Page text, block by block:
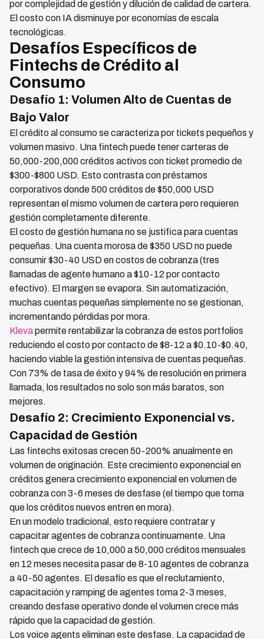
por complejidad de gestión y dilución de calidad de cartera.
El costo con IA disminuye por economías de escala
tecnológicas.
Desafíos Específicos de
Fintechs de Crédito al
Consumo
Desafío 1: Volumen Alto de Cuentas de
Bajo Valor
El crédito al consumo se caracteriza por tickets pequeños y
volumen masivo. Una fintech puede tener carteras de
50,000-200,000 créditos activos con ticket promedio de
$300-$800 USD. Esto contrasta con préstamos
corporativos donde 500 créditos de $50,000 USD
representan el mismo volumen de cartera pero requieren
gestión completamente diferente.
El costo de gestión humana no se justifica para cuentas
pequeñas. Una cuenta morosa de $350 USD no puede
consumir $30-40 USD en costos de cobranza (tres
llamadas de agente humano a $10-12 por contacto
efectivo). El margen se evapora. Sin automatización,
muchas cuentas pequeñas simplemente no se gestionan,
incrementando pérdidas por mora.
Klevapermite rentabilizar la cobranza de estos portfolios
reduciendo el costo por contacto de $8-12 a $0.10-$0.40,
haciendo viable la gestión intensiva de cuentas pequeñas.
Con 73% de tasa de éxito y 94% de resolución en primera
llamada, los resultados no solo son más baratos, son
mejores.
Desafío 2: Crecimiento Exponencial vs.
Capacidad de Gestión
Las fintechs exitosas crecen 50-200% anualmente en
volumen de originación. Este crecimiento exponencial en
créditos genera crecimiento exponencial en volumen de
cobranza con 3-6 meses de desfase (el tiempo que toma
que los créditos nuevos entren en mora).
En un modelo tradicional, esto requiere contratar y
capacitar agentes de cobranza continuamente. Una
fintech que crece de 10,000 a 50,000 créditos mensuales
en 12 meses necesita pasar de 8-10 agentes de cobranza
a 40-50 agentes. El desafío es que el reclutamiento,
capacitación y ramping de agentes toma 2-3 meses,
creando desfase operativo donde el volumen crece más
rápido que la capacidad de gestión.
Los voice agents eliminan este desfase. La capacidad de